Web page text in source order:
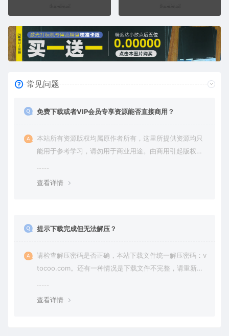
常见问题
免费下载或者VIP会员专享资源能否直接商用？
本站所有资源版权均属原作者所有，这里所提供资源均只
能用于参考学习，请勿用于商业用途。由商用引起版权纠
查看详情
提示下载完成但无法解压？
请检查解压密码是否正确，本站下载文件统一解压密码：v
tocoo.com。还有一种情况是下载文件不完整，请重新下
查看详情